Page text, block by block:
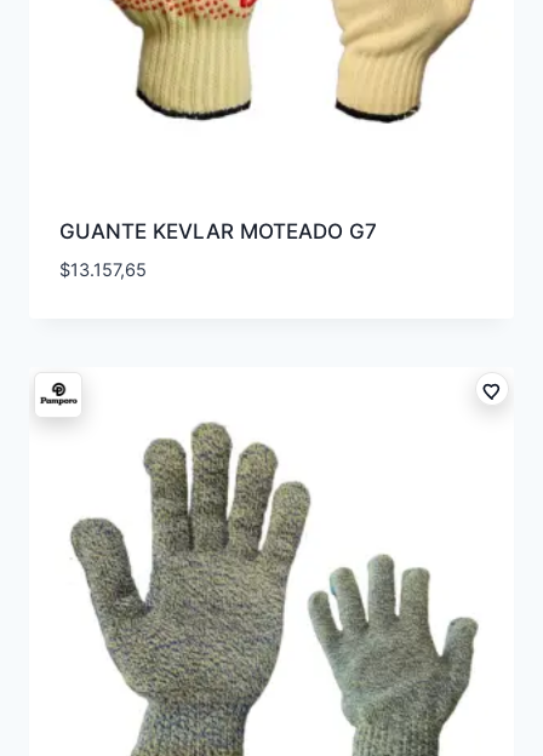
GUANTE KEVLAR MOTEADO G7
$13.157,65